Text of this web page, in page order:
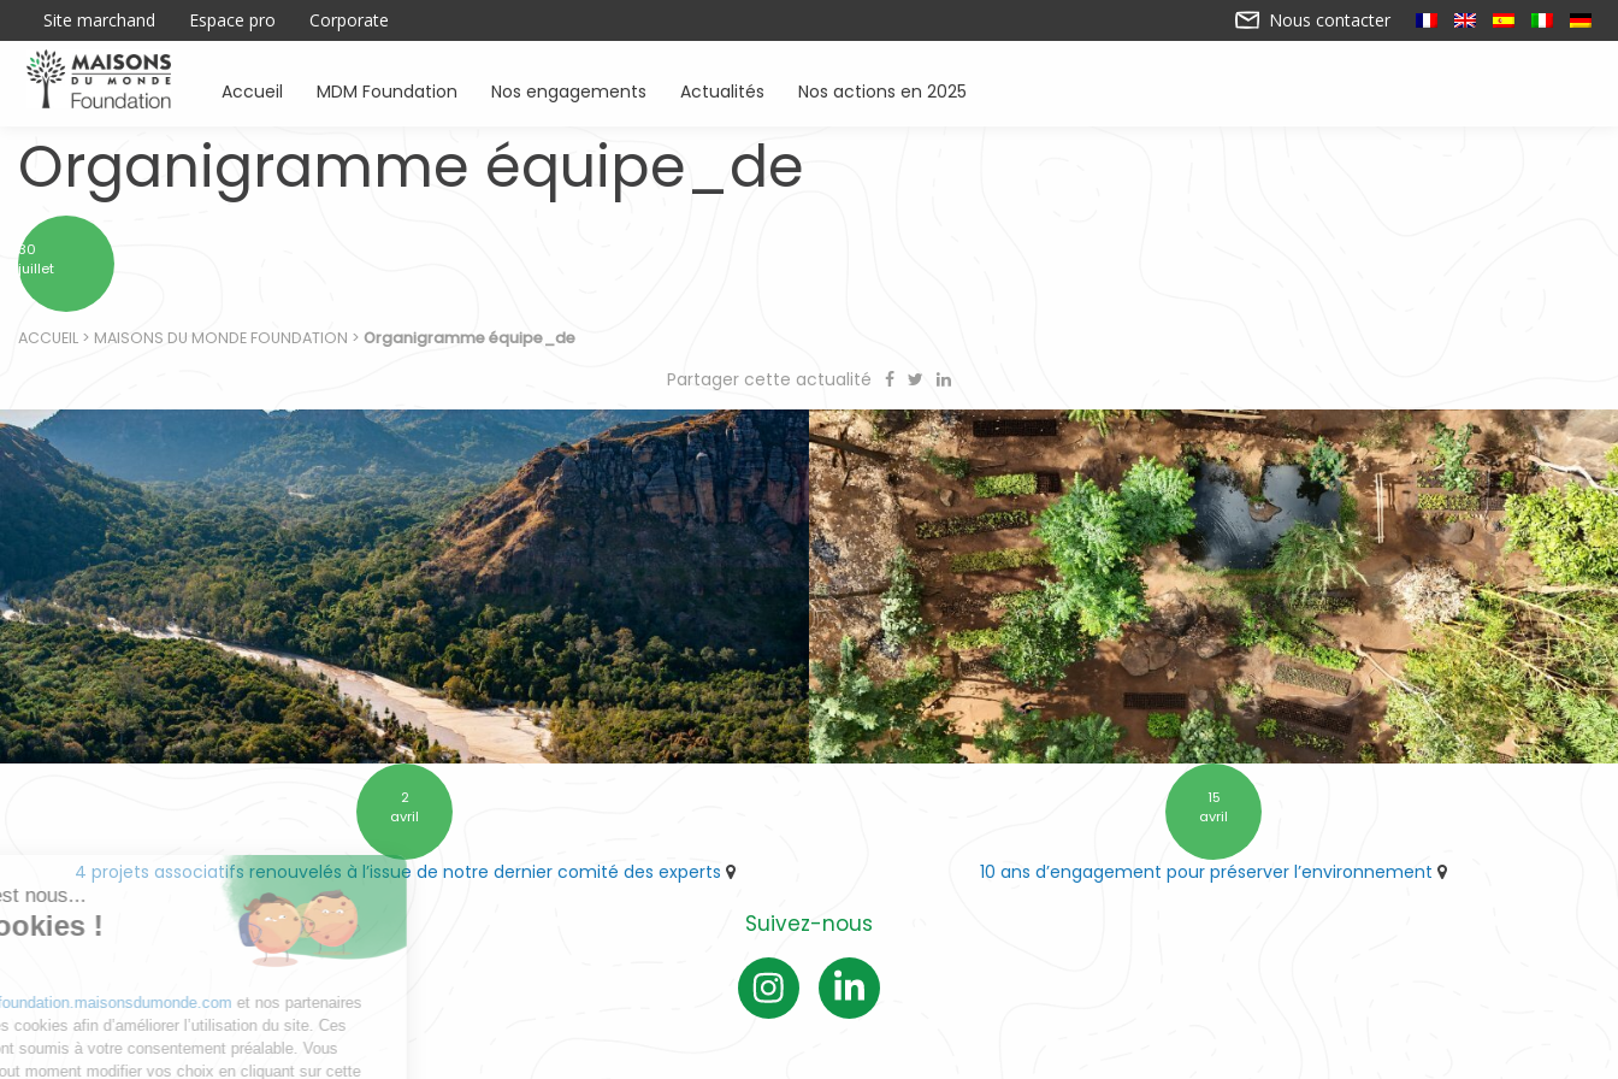
Site marchand Espace pro Corporate Nous contacter
Accueil MDM Foundation Nos engagements Actualités Nos actions en 2025
Organigramme équipe_de
30
juillet
ACCUEIL > MAISONS DU MONDE FOUNDATION > Organigramme équipe_de
Partager cette actualité
2
avril
4 projets associatifs renouvelés à l’issue de notre dernier comité des experts
15
avril
10 ans d’engagement pour préserver l’environnement
Suivez-nous
Salut c'est nous...
les Cookies !
Notre sitefoundation.maisonsdumonde.comet nos partenaires
utilisent des cookies afin d’améliorer l’utilisation du site. Ces
cookies sont soumis à votre consentement préalable. Vous
pouvez à tout moment modifier vos choix en cliquant sur cette